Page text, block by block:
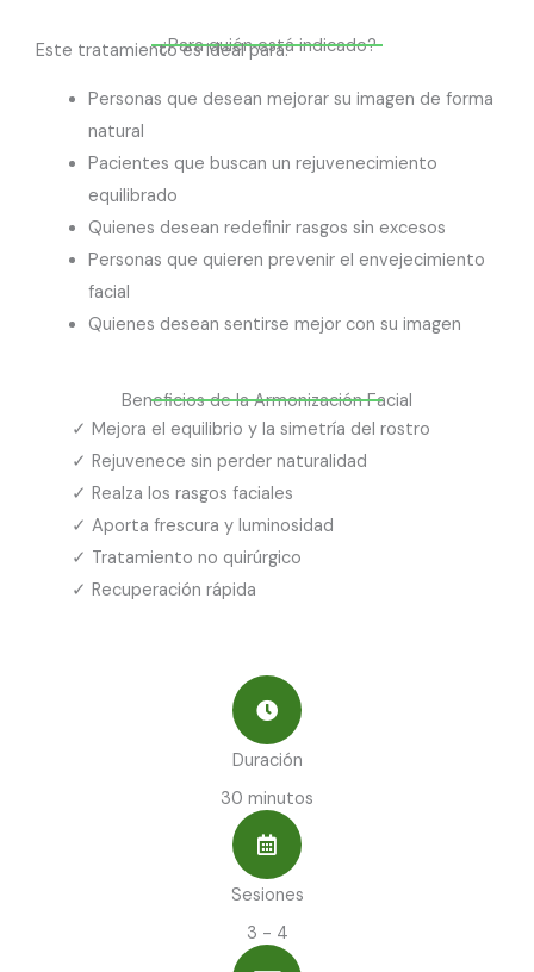
¿Para quién está indicado?
Este tratamiento es ideal para:
Personas que desean mejorar su imagen de forma
natural
Pacientes que buscan un rejuvenecimiento
equilibrado
Quienes desean redefinir rasgos sin excesos
Personas que quieren prevenir el envejecimiento
facial
Quienes desean sentirse mejor con su imagen
Beneficios de la Armonización Facial
✓ Mejora el equilibrio y la simetría del rostro
✓ Rejuvenece sin perder naturalidad
✓ Realza los rasgos faciales
✓ Aporta frescura y luminosidad
✓ Tratamiento no quirúrgico
✓ Recuperación rápida
Duración
30 minutos
Sesiones
3 - 4